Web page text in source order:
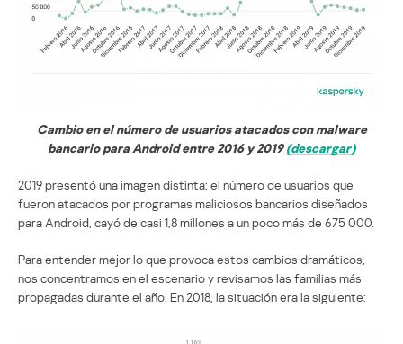
Cambio en el número de usuarios atacados con malware
bancario para Android entre 2016 y 2019(descargar)
2019 presentó una imagen distinta: el número de usuarios que
fueron atacados por programas maliciosos bancarios diseñados
para Android, cayó de casi 1,8 millones a un poco más de 675 000.
Para entender mejor lo que provoca estos cambios dramáticos,
nos concentramos en el escenario y revisamos las familias más
propagadas durante el año. En 2018, la situación era la siguiente: